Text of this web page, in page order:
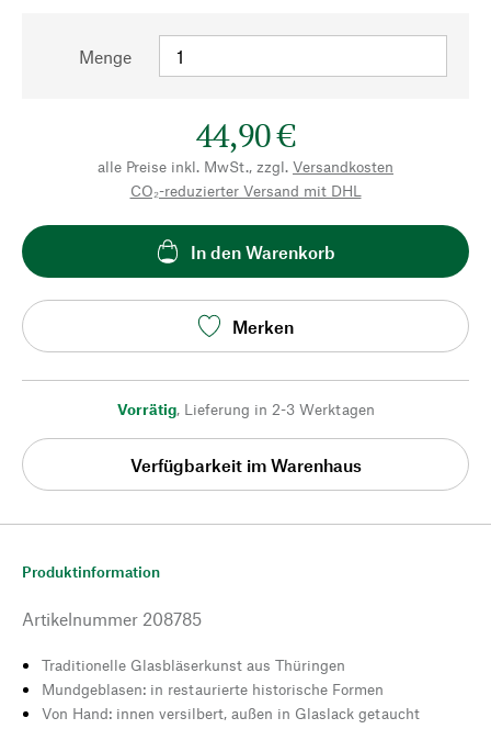
Menge
44,90 €
alle Preise inkl. MwSt., zzgl. Versandkosten
CO₂-reduzierter Versand mit DHL
In den Warenkorb
Merken
Vorrätig, Lieferung in 2-3 Werktagen
Verfügbarkeit im Warenhaus
Produktinformation
Artikelnummer 208785
Traditionelle Glasbläserkunst aus Thüringen
Mundgeblasen: in restaurierte historische Formen
Von Hand: innen versilbert, außen in Glaslack getaucht